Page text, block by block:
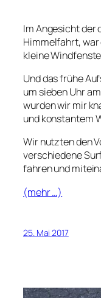
Im Angesicht
Himmelfahrt,
kleine
Und das frühe
um sieben Uhr
wurden wir mir
und konstantem
Wir nutzten den
verschiedene
fahren und
(mehr …)
25. Mai 2017